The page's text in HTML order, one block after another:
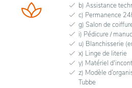
b) Assistance
c) Permanence
g) Salon de
i) Pédicure /
u) Blanchisserie
x) Linge de literie
y) Matériel
z) Modèle
Tubbe